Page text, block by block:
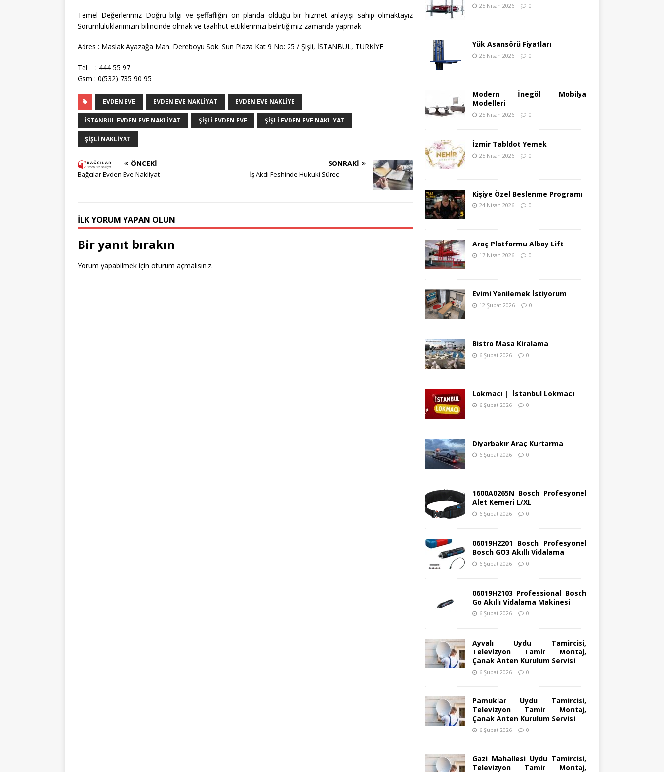
Temel Değerlerimiz Doğru bilgi ve şeffaflığın ön planda olduğu bir hizmet anlayışı sahip olmaktayız
Sorumluluklarımızın bilincinde olmak ve taahhüt ettiklerimizi belirtiğimiz zamanda yapmak
Adres : Maslak Ayazağa Mah. Dereboyu Sok. Sun Plaza Kat 9 No: 25 / Şişli, İSTANBUL, TÜRKİYE
Tel : 444 55 97
Gsm : 0(532) 735 90 95
EVDEN EVE EVDEN EVE NAKLIYAT EVDEN EVE NAKLIYE
ISTANBUL EVDEN EVE NAKLIYAT ŞIŞLI EVDEN EVE ŞIŞLI EVDEN EVE NAKLIYAT
ŞIŞLI NAKLIYAT
ÖNCEKI
Bağcılar Evden Eve Nakliyat
SONRAKI
İş Akdi Feshinde Hukuki Süreç
İLK YORUM YAPAN OLUN
Bir yanıt bırakın
Yorum yapabilmek için oturum açmalısınız.
25 Nisan 2026 0
Yük Asansörü Fiyatları
25 Nisan 2026 0
Modern İnegöl Mobilya
Modelleri
25 Nisan 2026 0
İzmir Tabldot Yemek
25 Nisan 2026 0
Kişiye Özel Beslenme Programı
24 Nisan 2026 0
Araç Platformu Albay Lift
17 Nisan 2026 0
Evimi Yenilemek İstiyorum
12 Şubat 2026 0
Bistro Masa Kiralama
6 Şubat 2026 0
Lokmacı | İstanbul Lokmacı
6 Şubat 2026 0
Diyarbakır Araç Kurtarma
6 Şubat 2026 0
1600A0265N Bosch Profesyonel
Alet Kemeri L/XL
6 Şubat 2026 0
06019H2201 Bosch Profesyonel
Bosch GO3 Akıllı Vidalama
6 Şubat 2026 0
06019H2103 Professional Bosch
Go Akıllı Vidalama Makinesi
6 Şubat 2026 0
Ayvalı Uydu Tamircisi,
Televizyon Tamir Montaj,
Çanak Anten Kurulum Servisi
6 Şubat 2026 0
Pamuklar Uydu Tamircisi,
Televizyon Tamir Montaj,
Çanak Anten Kurulum Servisi
6 Şubat 2026 0
Gazi Mahallesi Uydu Tamircisi,
Televizyon Tamir Montaj,